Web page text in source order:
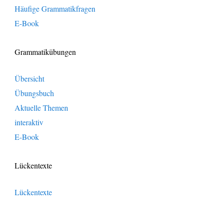
Häufige Grammatikfragen
E-Book
Grammatikübungen
Übersicht
Übungsbuch
Aktuelle Themen
interaktiv
E-Book
Lückentexte
Lückentexte